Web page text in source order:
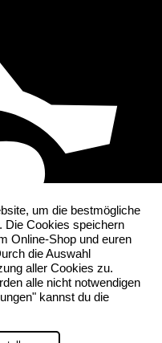
um die bestmögliche
Die Cookies speichern
Online-Shop und euren
die Auswahl
aller Cookies zu.
alle nicht notwendigen
kannst du die